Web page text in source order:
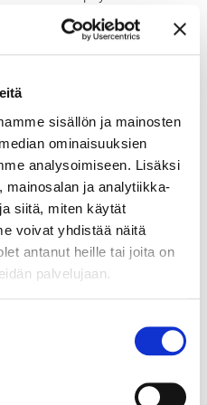
sisällön ja mainosten
ominaisuuksien
analysoimiseen. Lisäksi
mainosalan ja analytiikka-
siitä, miten käytät
voivat yhdistää näitä
antanut heille tai joita on
palvelujaan.
ärsykkeitä tavallista
äänet, valot tai fyysinen
ylikuormitusta ja
mielenterveysongelmat
kärsivät
epäonnistumisia,
puutetta, mikä voi
itseluottamukseen.
ahdistuksen
riskiä.
tuki
ja laadukasta tukea
eroavaisuuksia.
hoitoa ja tukea.